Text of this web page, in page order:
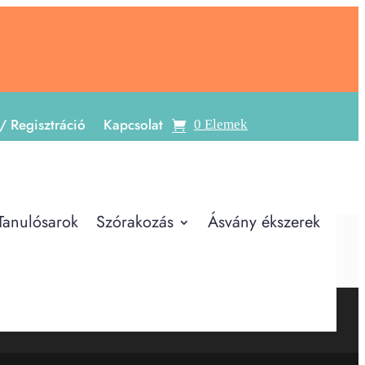
Regisztráció Kapcsolat 0 Elemek
Szórakozás Ásvány ékszerek